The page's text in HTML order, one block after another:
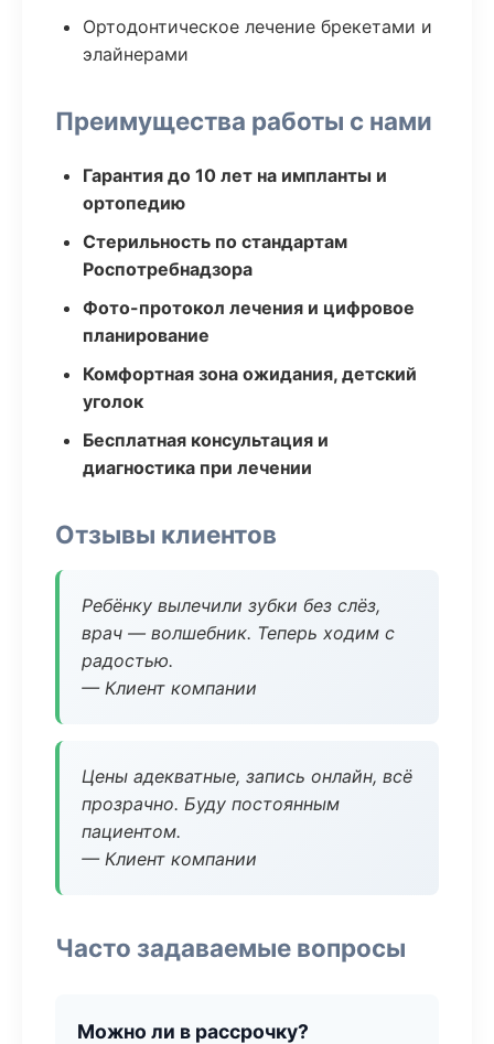
Ортодонтическое лечение брекетами и
элайнерами
Преимущества работы с нами
Гарантия до 10 лет на импланты и
ортопедию
Стерильность по стандартам
Роспотребнадзора
Фото-протокол лечения и цифровое
планирование
Комфортная зона ожидания, детский
уголок
Бесплатная консультация и
диагностика при лечении
Отзывы клиентов
Ребёнку вылечили зубки без слёз,
врач — волшебник. Теперь ходим с
радостью.
— Клиент компании
Цены адекватные, запись онлайн, всё
прозрачно. Буду постоянным
пациентом.
— Клиент компании
Часто задаваемые вопросы
Можно ли в рассрочку?